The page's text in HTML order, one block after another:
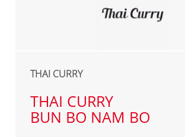
THAI CURRY
THAI CURRY
BUN BO NAM BO
THAI CURRY
BUN N EM
[Frühlingsrollen (Hähnchenfleisch mit
mit Reisnudeln und Salat]